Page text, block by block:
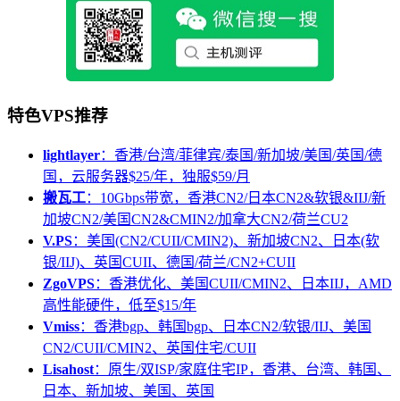
特色VPS推荐
lightlayer：香港/台湾/菲律宾/泰国/新加坡/美国/英国/德
国，云服务器$25/年，独服$59/月
搬瓦工：10Gbps带宽，香港CN2/日本CN2&软银&IIJ/新
加坡CN2/美国CN2&CMIN2/加拿大CN2/荷兰CU2
V.PS：美国(CN2/CUII/CMIN2)、新加坡CN2、日本(软
银/IIJ)、英国CUII、德国/荷兰/CN2+CUII
ZgoVPS：香港优化、美国CUII/CMIN2、日本IIJ，AMD
高性能硬件，低至$15/年
Vmiss：香港bgp、韩国bgp、日本CN2/软银/IIJ、美国
CN2/CUII/CMIN2、英国住宅/CUII
Lisahost：原生/双ISP/家庭住宅IP，香港、台湾、韩国、
日本、新加坡、美国、英国